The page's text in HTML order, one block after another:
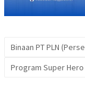
Binaan PT PLN
Program Super Hero